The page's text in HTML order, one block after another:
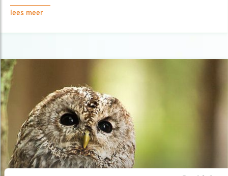
lees meer